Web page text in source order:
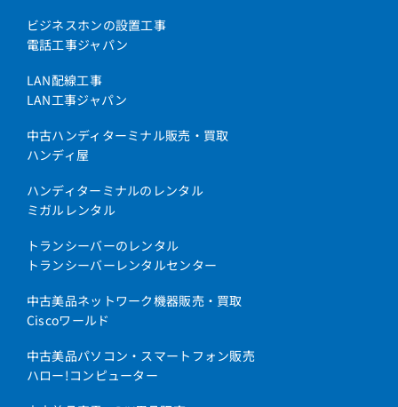
ビジネスホンの設置工事
電話工事ジャパン
LAN配線工事
LAN工事ジャパン
中古ハンディターミナル販売・買取
ハンディ屋
ハンディターミナルのレンタル
ミガルレンタル
トランシーバーのレンタル
トランシーバーレンタルセンター
中古美品ネットワーク機器販売・買取
Ciscoワールド
中古美品パソコン・スマートフォン販売
ハロー!コンピューター